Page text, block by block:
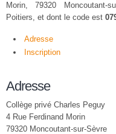
Morin, 79320 Moncoutant-
Poitiers, et dont le code est
Adresse
Inscription
Adresse
Collège privé Charles Peguy
4 Rue Ferdinand Morin
79320 Moncoutant-sur-Sèvre